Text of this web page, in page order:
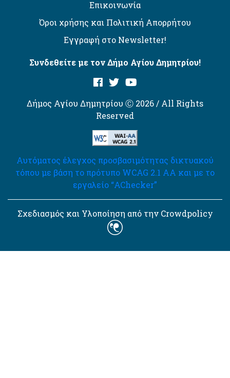
Επικοινωνία
Όροι χρήσης και Πολιτική Απορρήτου
Εγγραφή στο Newsletter!
Συνδεθείτε με τον Δήμο Αγίου Δημητρίου!
Δήμος Αγίου Δημητρίου Ⓒ 2026 / All Rights
Reserved
Αυτόματος έλεγχος προσβασιμότητας δικτυακού
τόπου με βάση το πρότυπο WCAG 2.1 AA και με το
εργαλείο “AChecker”
Σχεδιασμός και Υλοποίηση από την Crowdpolicy